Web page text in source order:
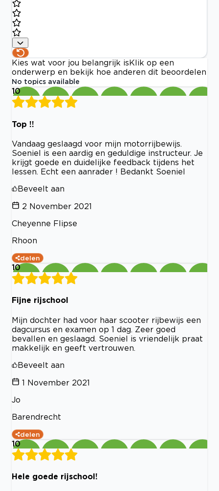
Kies wat voor jou belangrijk is Klik op een
onderwerp en bekijk hoe anderen dit beoordelen
No topics available
10
Top !!
Vandaag geslaagd voor mijn motorrijbewijs.
Soeniel is een aardig en geduldige instructeur. Je
krijgt goede en duidelijke feedback tijdens het
lessen. Echt een aanrader ! Bedankt Soeniel
Beveelt aan
2 November 2021
Cheyenne Flipse
Rhoon
delen
10
Fijne rijschool
Mijn dochter had voor haar scooter rijbewijs een
dagcursus en examen op 1 dag. Zeer goed
bevallen en geslaagd. Soeniel is vriendelijk praat
makkelijk en geeft vertrouwen.
Beveelt aan
1 November 2021
Jo
Barendrecht
delen
10
Hele goede rijschool!